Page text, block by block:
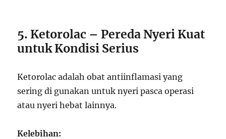
5. Ketorolac – Pereda Nyeri Kuat
untuk Kondisi Serius
Ketorolac adalah obat antiinflamasi yang
sering di gunakan untuk nyeri pasca operasi
atau nyeri hebat lainnya.
Kelebihan: